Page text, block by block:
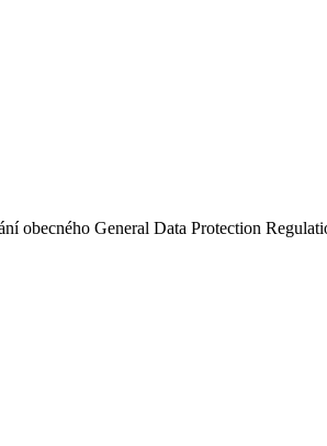
obecného General Data Protection